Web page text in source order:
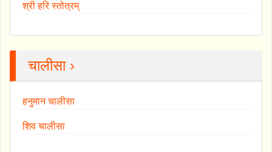
श्री हरि स्तोत्रम्
चालीसा ›
हनुमान चालीसा
शिव चालीसा